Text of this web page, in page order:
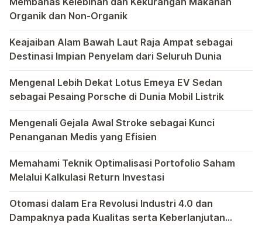
Organik dan Non-Organik
Dalam upaya mencari asupan makanan yang lebih
Keajaiban Alam Bawah Laut Raja Ampat sebagai
Destinasi Impian Penyelam dari Seluruh Dunia
Raja Ampat, sebuah permata tersembunyi di Indonesia,
Mengenal Lebih Dekat Lotus Emeya EV Sedan
sebagai Pesaing Porsche di Dunia Mobil Listrik
Bagi pecinta otomotif mungkin perlu kiranya mengenal
Mengenali Gejala Awal Stroke sebagai Kunci
Penanganan Medis yang Efisien
Bagi yang memiliki anggota keluarga yang berpotensi
Memahami Teknik Optimalisasi Portofolio Saham
Melalui Kalkulasi Return Investasi
Kewajiban untuk memahami teknik optimalisasi portofolio
Otomasi dalam Era Revolusi Industri 4.0 dan
Dampaknya pada Kualitas serta Keberlanjutan